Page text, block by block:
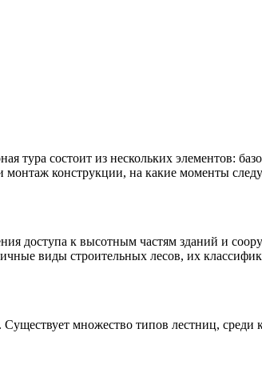
тура состоит из нескольких элементов:
конструкции, на какие моменты
доступа к высотным частям зданий и
виды строительных лесов, их
множество типов лестниц, среди